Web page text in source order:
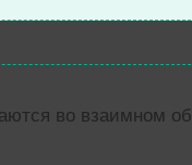
во взаимном